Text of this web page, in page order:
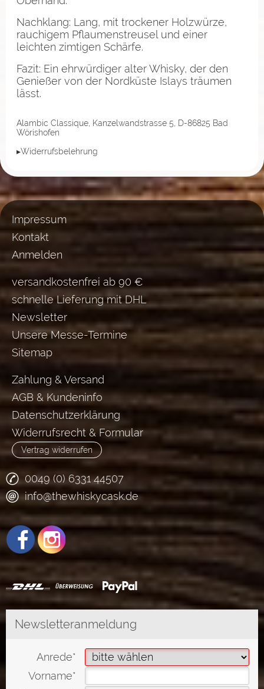
Nachklang: Lang, mit trockener Holzwürze,
rauchigem Pflaumenstreusel und einer
leichten zimtigen Schärfe.
Fazit: Ein ehrwürdiger alter Whisky, der den
Genießer von der Nordküste Islays träumen
lässt.
Alambic Classique, Kanzelwandstrasse 5, D-86825 Bad
Wörishofen
▸Widerrufsbelehrung
Impressum
Kontakt
Anmelden
versandkostenfrei ab 90 €
schnelle Lieferung mit DHL
Newsletter
Unsere Messe-Termine
Sitemap
Zahlung & Versand
AGB & Kundeninfo
Datenschutzerklärung
Widerrufsrecht & Formular
Vertrag widerrufen
0049 (0) 6331 44507
info@thewhiskycask.de